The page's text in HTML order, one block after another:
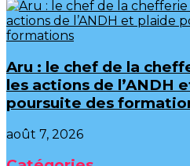
Aru : le chef de la
les actions de l’ANDH
poursuite des
août 7, 2026